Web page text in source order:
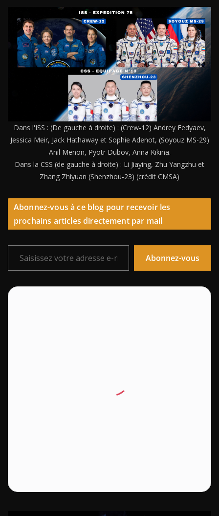
Dans l'ISS : (De gauche à droite) : (Crew-12) Andrey Fedyaev,
Jessica Meir, Jack Hathaway et Sophie Adenot, (Soyouz MS-29)
Anil Menon, Pyotr Dubov, Anna Kikina.
Dans la CSS (de gauche à droite) : Li Jiaying, Zhu Yangzhu et
Zhang Zhiyuan (Shenzhou-23) (crédit CMSA)
Abonnez-vous à ce blog pour recevoir les
prochains articles directement par mail
Saisissez votre adresse e-mail…
Abonnez-vous